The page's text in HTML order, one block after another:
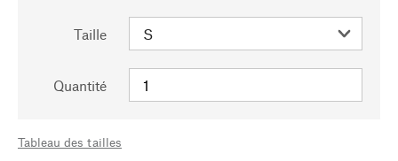
Taille
Quantité
Tableau des tailles